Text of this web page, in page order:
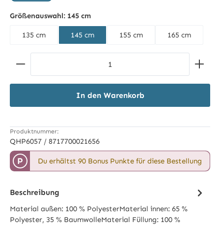
Größenauswahl: 145 cm
135 cm 145 cm 155 cm 165 cm
Produkt Anzahl: Gib den gewünschten Wert ein
In den Warenkorb
Produktnummer:
QHP6057 / 8717700021656
P Du erhältst 90 Bonus Punkte für diese Bestellung
Beschreibung
Material außen: 100 % PolyesterMaterial innen: 65 %
Polyester, 35 % BaumwolleMaterial Füllung: 100 %